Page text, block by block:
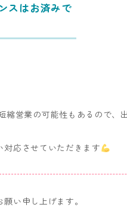
スはお済みで
縮営業の可能性もあるので、
応させていただきます
い申し上げます。